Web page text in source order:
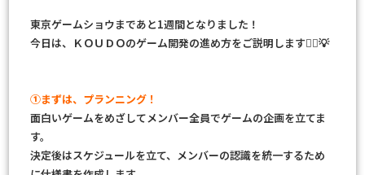
東京ゲームショウまであと1週間となりました！
今日は、ＫＯＵＤＯのゲーム開発の進め方をご説明します🙆‍♀️💡
①まずは、プランニング！
面白いゲームをめざしてメンバー全員でゲームの企画を立てま
す。
決定後はスケジュールを立て、メンバーの認識を統一するため